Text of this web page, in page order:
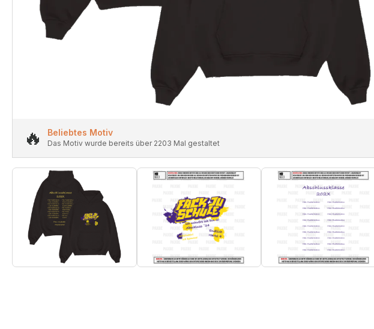
🔥 Beliebtes Motiv
Das Motiv wurde bereits über 2203 Mal gestaltet